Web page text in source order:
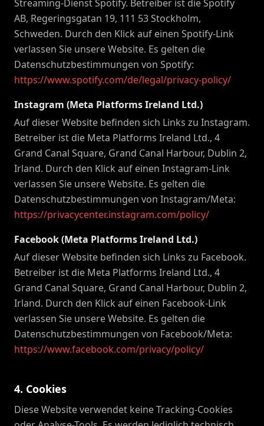
Streaming-Dienst Spotify. Betreiber ist die Spotify
AB, Regeringsgatan 19, 111 53 Stockholm,
Schweden. Durch den Klick auf einen Spotify-Link
verlassen Sie unsere Website. Es gelten die
Datenschutzbestimmungen von Spotify:
https://www.spotify.com/de/legal/privacy-policy/
Instagram (Meta Platforms Ireland Ltd.)
Auf dieser Website befinden sich Links zu Instagram.
Betreiber ist die Meta Platforms Ireland Ltd., 4
Grand Canal Square, Grand Canal Harbour, Dublin 2,
Irland. Durch den Klick auf einen Instagram-Link
verlassen Sie unsere Website. Es gelten die
Datenschutzbestimmungen von Instagram/Meta:
https://privacycenter.instagram.com/policy/
Facebook (Meta Platforms Ireland Ltd.)
Auf dieser Website befinden sich Links zu Facebook.
Betreiber ist die Meta Platforms Ireland Ltd., 4
Grand Canal Square, Grand Canal Harbour, Dublin 2,
Irland. Durch den Klick auf einen Facebook-Link
verlassen Sie unsere Website. Es gelten die
Datenschutzbestimmungen von Facebook/Meta:
https://www.facebook.com/privacy/policy/
4. Cookies
Diese Website verwendet keine Tracking-Cookies